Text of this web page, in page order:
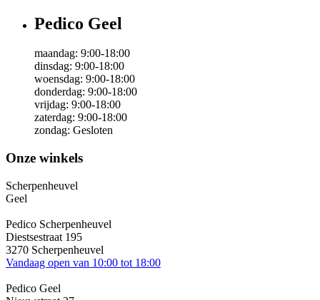
Pedico Geel
maandag: 9:00-18:00
dinsdag: 9:00-18:00
woensdag: 9:00-18:00
donderdag: 9:00-18:00
vrijdag: 9:00-18:00
zaterdag: 9:00-18:00
zondag: Gesloten
Onze winkels
Scherpenheuvel
Geel
Pedico Scherpenheuvel
Diestsestraat 195
3270 Scherpenheuvel
Vandaag open van 10:00 tot 18:00
Pedico Geel